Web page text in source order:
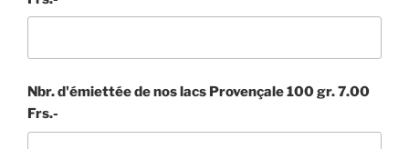
Nbr. d'émiettée de nos lacs Provençale 100 gr. 7.00
Frs.-